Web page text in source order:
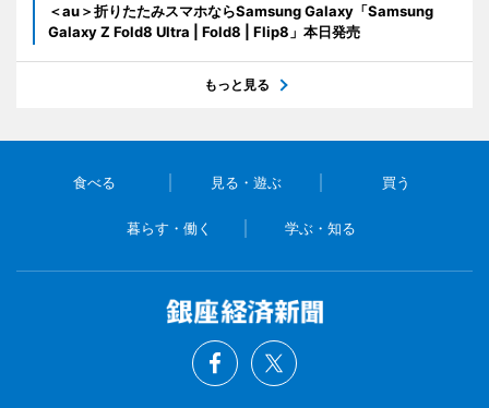
＜au＞折りたたみスマホならSamsung Galaxy「Samsung
Galaxy Z Fold8 Ultra | Fold8 | Flip8」本日発売
もっと見る
食べる 見る・遊ぶ 買う
暮らす・働く 学ぶ・知る